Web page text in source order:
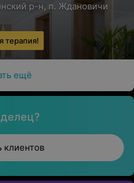
р-н, п. Ждановичи
терапия!
ещё
клиентов